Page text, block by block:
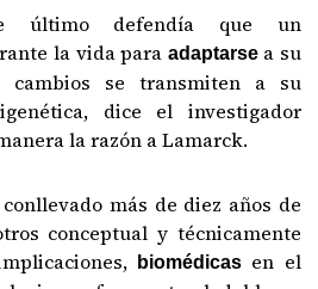
último defendía que un
la vida para adaptarse a su
cambios se transmiten a su
dice el investigador
la razón a Lamarck.
más de diez años de
conceptual y técnicamente
biomédicas en el